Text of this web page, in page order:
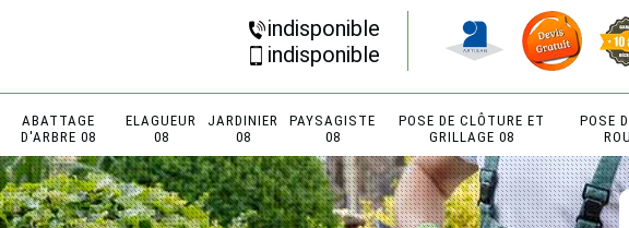
indisponible
indisponible
ABATTAGE
D'ARBRE 08
ELAGUEUR
08
JARDINIER
08
PAYSAGISTE
08
POSE DE CLÔTURE ET
GRILLAGE 08
POSE